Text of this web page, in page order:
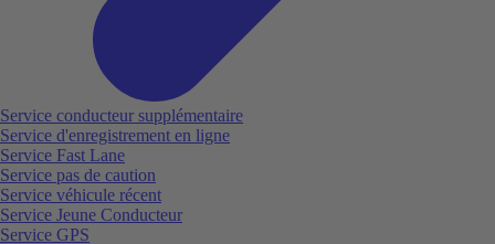
Service conducteur supplémentaire
Service d'enregistrement en ligne
Service Fast Lane
Service pas de caution
Service véhicule récent
Service Jeune Conducteur
Service GPS